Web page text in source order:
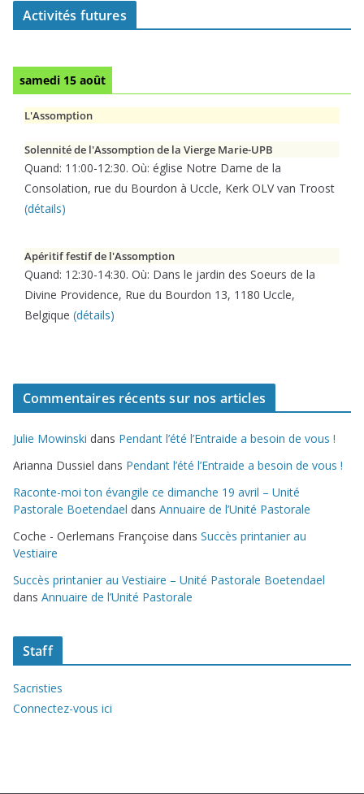
Activités futures
samedi 15 août
L'Assomption
Solennité de l'Assomption de la Vierge Marie-UPB
Quand: 11:00-12:30. Où: église Notre Dame de la
Consolation, rue du Bourdon à Uccle, Kerk OLV van Troost
(détails)
Apéritif festif de l'Assomption
Quand: 12:30-14:30. Où: Dans le jardin des Soeurs de la
Divine Providence, Rue du Bourdon 13, 1180 Uccle,
Belgique (détails)
Commentaires récents sur nos articles
Julie Mowinski dans Pendant l’été l’Entraide a besoin de vous !
Arianna Dussiel dans Pendant l’été l’Entraide a besoin de vous !
Raconte-moi ton évangile ce dimanche 19 avril – Unité
Pastorale Boetendael dans Annuaire de l’Unité Pastorale
Coche - Oerlemans Françoise dans Succès printanier au
Vestiaire
Succès printanier au Vestiaire – Unité Pastorale Boetendael
dans Annuaire de l’Unité Pastorale
Staff
Sacristies
Connectez-vous ici